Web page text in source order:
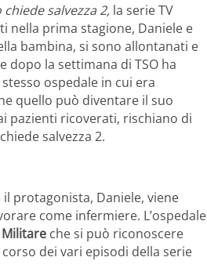
chiede salvezza 2, la serie TV
nella prima stagione, Daniele e
bambina, si sono allontanati e
dopo la settimana di TSO ha
ospedale in cui era
quello può diventare il suo
pazienti ricoverati, rischiano di
salvezza 2.
protagonista, Daniele, viene
come infermiere. L’ospedale
Militare che si può riconoscere
dei vari episodi della serie